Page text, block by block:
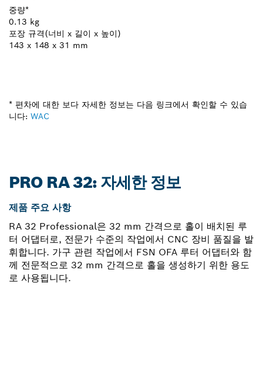
중량*
0.13 kg
포장 규격(너비 x 길이 x 높이)
143 x 148 x 31 mm
* 편차에 대한 보다 자세한 정보는 다음 링크에서 확인할 수 있습
니다: WAC
PRO RA 32: 자세한 정보
제품 주요 사항
RA 32 Professional은 32 mm 간격으로 홀이 배치된 루
터 어댑터로, 전문가 수준의 작업에서 CNC 장비 품질을 발
휘합니다. 가구 관련 작업에서 FSN OFA 루터 어댑터와 함
께 전문적으로 32 mm 간격으로 홀을 생성하기 위한 용도
로 사용됩니다.